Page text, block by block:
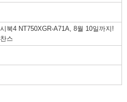
북4 NT750XGR-A71A, 8월 10일까지!
스